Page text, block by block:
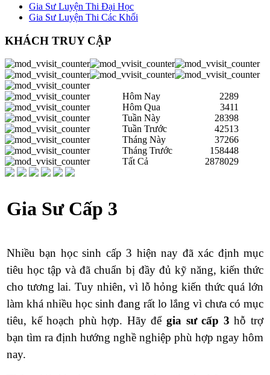
Gia Sư Luyện Thi Đại Học
Gia Sư Luyện Thi Các Khối
KHÁCH TRUY CẬP
Hôm Nay
2289
Hôm Qua
3411
Tuần Này
28398
Tuần Trước
42513
Tháng Này
37266
Tháng Trước
158448
Tất Cả
2878029
Gia Sư Cấp 3
Nhiều bạn học sinh cấp 3 hiện nay đã xác định mục
tiêu học tập và đã chuẩn bị đầy đủ kỹ năng, kiến thức
cho tương lai. Tuy nhiên, vì lỗ hỏng kiến thức quá lớn
làm khá nhiều học sinh đang rất lo lắng vì chưa có mục
tiêu, kế hoạch phù hợp. Hãy đểgia sư cấp 3 hỗ trợ
bạn tìm ra định hướng nghề nghiệp phù hợp ngay hôm
nay.